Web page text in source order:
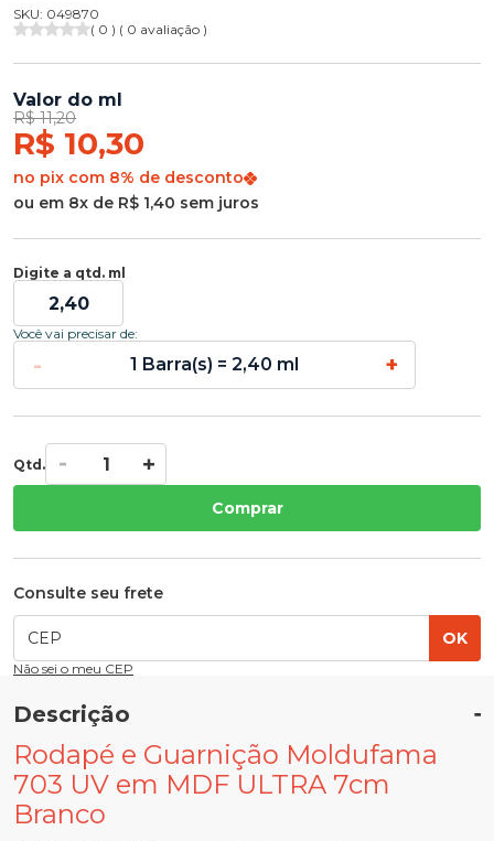
SKU: 049870
( 0 ) ( 0 avaliação )
Valor do ml
R$ 11,20
R$ 10,30
no pix com 8% de desconto
ou em 8x de R$ 1,40 sem juros
Digite a qtd. ml
Você vai precisar de:
- 1 Barra(s) = 2,40 ml +
Qtd.
Comprar
Consulte seu frete
OK
Não sei o meu CEP
Descrição
Rodapé e Guarnição Moldufama
703 UV em MDF ULTRA 7cm
Branco